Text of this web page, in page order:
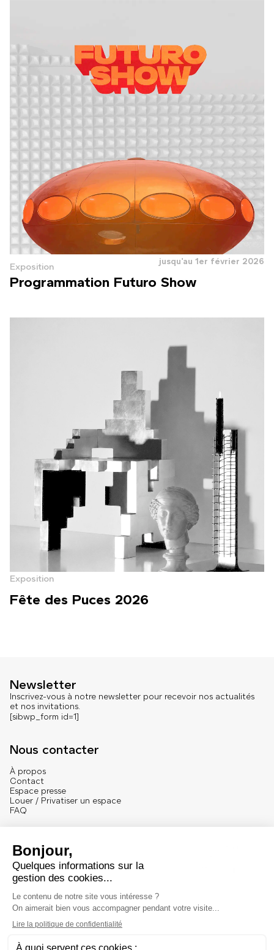
jusqu'au 1er février 2026
Exposition
Programmation Futuro Show
Exposition
Fête des Puces 2026
Newsletter
Inscrivez-vous à notre newsletter pour recevoir nos actualités
et nos invitations.
[sibwp_form id=1]
Nous contacter
À propos
Contact
Espace presse
Louer / Privatiser un espace
FAQ
Mentions
Mentions légales et crédits